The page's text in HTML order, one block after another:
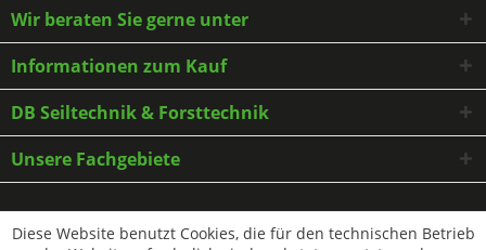
Wir beraten Sie gerne unter
Informationen zum Kauf
DB Seiltechnik & Forsttechnik
Unsere Fachgebiete
* Alle Preise inkl. gesetzl. Mehrwertsteuer zzgl.Versandkostenund ggf.
Nachnahmegebühren, wenn nicht anders beschrieben
Diese Website benutzt Cookies, die für den technischen Betrieb